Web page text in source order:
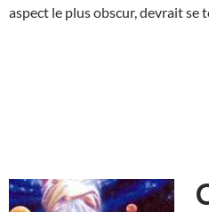
aspect le plus obscur, devrait se